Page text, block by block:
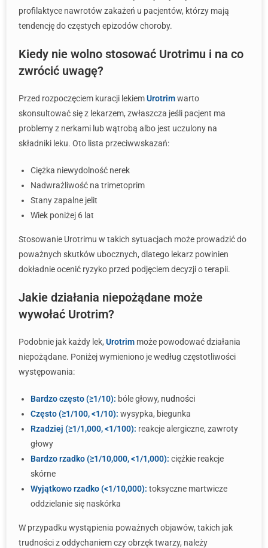
profilaktyce nawrotów zakażeń u pacjentów, którzy mają
tendencję do częstych epizodów choroby.
Kiedy nie wolno stosować Urotrimu i na co
zwrócić uwagę?
Przed rozpoczęciem kuracji lekiemUrotrimwarto
skonsultować się z lekarzem, zwłaszcza jeśli pacjent ma
problemy z nerkami lub wątrobą albo jest uczulony na
składniki leku. Oto lista przeciwwskazań:
Ciężka niewydolność nerek
Nadwrażliwość na trimetoprim
Stany zapalne jelit
Wiek poniżej 6 lat
Stosowanie Urotrimu w takich sytuacjach może prowadzić do
poważnych skutków ubocznych, dlatego lekarz powinien
dokładnie ocenić ryzyko przed podjęciem decyzji o terapii.
Jakie działania niepożądane może
wywołać Urotrim?
Podobnie jak każdy lek, Urotrim może powodować działania
niepożądane. Poniżej wymieniono je według częstotliwości
występowania:
Bardzo często (≥1/10): bóle głowy, nudności
Często (≥1/100, <1/10): wysypka, biegunka
Rzadziej (≥1/1,000, <1/100): reakcje alergiczne, zawroty
głowy
Bardzo rzadko (≥1/10,000, <1/1,000): ciężkie reakcje
skórne
Wyjątkowo rzadko (<1/10,000): toksyczne martwicze
oddzielanie się naskórka
W przypadku wystąpienia poważnych objawów, takich jak
trudności z oddychaniem czy obrzęk twarzy, należy